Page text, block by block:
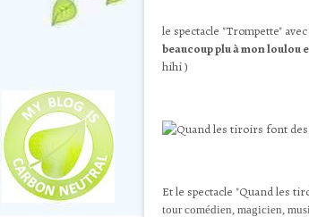
le spectacle "Trompette"
beaucoup plu à mon loulou
hihi )
Et le spectacle "Quand les
tour comédien, magicien,